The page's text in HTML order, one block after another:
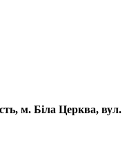
м. Біла Церква, вул.